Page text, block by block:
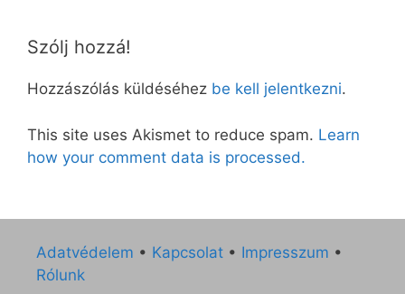
Szólj hozzá!
Hozzászólás küldéséhez be kell jelentkezni.
This site uses Akismet to reduce spam. Learn
how your comment data is processed.
Adatvédelem • Kapcsolat • Impresszum •
Rólunk